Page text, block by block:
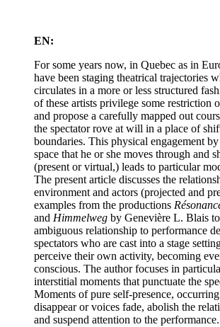
EN:
For some years now, in Quebec as in
have been staging theatrical trajectories
circulates in a more or less structured
of these artists privilege some restriction
and propose a carefully mapped out
the spectator rove at will in a place of
boundaries. This physical engagement
space that he or she moves through and
(present or virtual,) leads to particular
The present article discusses the
environment and actors (projected and
examples from the productions
and Himmelweg by Genevière L. Blais
ambiguous relationship to performance
spectators who are cast into a stage
perceive their own activity, becoming
conscious. The author focuses in
interstitial moments that punctuate the
Moments of pure self-presence,
disappear or voices fade, abolish the
and suspend attention to the performance.